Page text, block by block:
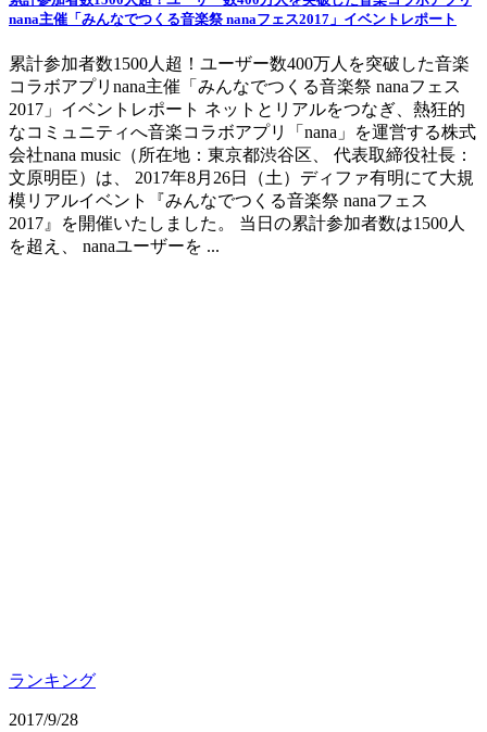
nana主催「みんなでつくる音楽祭 nanaフェス2017」イベントレポート
累計参加者数1500人超！ユーザー数400万人を突破した音楽
コラボアプリnana主催「みんなでつくる音楽祭 nanaフェス
2017」イベントレポート ネットとリアルをつなぎ、熱狂的
なコミュニティへ音楽コラボアプリ「nana」を運営する株式
会社nana music（所在地：東京都渋谷区、 代表取締役社長：
文原明臣）は、 2017年8月26日（土）ディファ有明にて大規
模リアルイベント『みんなでつくる音楽祭 nanaフェス
2017』を開催いたしました。 当日の累計参加者数は1500人
を超え、 nanaユーザーを ...
ランキング
2017/9/28